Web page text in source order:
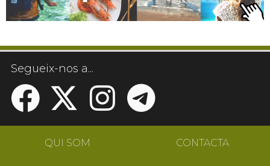
Segueix-nos a...
QUI SOM CONTACTA